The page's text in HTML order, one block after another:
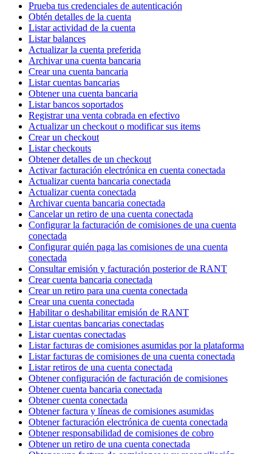
Prueba tus credenciales de autenticación
Obtén detalles de la cuenta
Listar actividad de la cuenta
Listar balances
Actualizar la cuenta preferida
Archivar una cuenta bancaria
Crear una cuenta bancaria
Listar cuentas bancarias
Obtener una cuenta bancaria
Listar bancos soportados
Registrar una venta cobrada en efectivo
Actualizar un checkout o modificar sus items
Crear un checkout
Listar checkouts
Obtener detalles de un checkout
Activar facturación electrónica en cuenta conectada
Actualizar cuenta bancaria conectada
Actualizar cuenta conectada
Archivar cuenta bancaria conectada
Cancelar un retiro de una cuenta conectada
Configurar la facturación de comisiones de una cuenta
conectada
Configurar quién paga las comisiones de una cuenta
conectada
Consultar emisión y facturación posterior de RANT
Crear cuenta bancaria conectada
Crear un retiro para una cuenta conectada
Crear una cuenta conectada
Habilitar o deshabilitar emisión de RANT
Listar cuentas bancarias conectadas
Listar cuentas conectadas
Listar facturas de comisiones asumidas por la plataforma
Listar facturas de comisiones de una cuenta conectada
Listar retiros de una cuenta conectada
Obtener configuración de facturación de comisiones
Obtener cuenta bancaria conectada
Obtener cuenta conectada
Obtener factura y líneas de comisiones asumidas
Obtener facturación electrónica de cuenta conectada
Obtener responsabilidad de comisiones de cobro
Obtener un retiro de una cuenta conectada